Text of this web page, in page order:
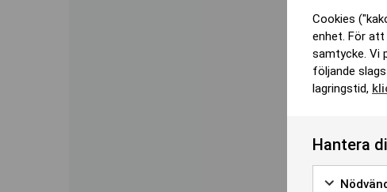
Cookies
enhet. För att
samtycke. Vi
följande
lagringstid,
Hantera